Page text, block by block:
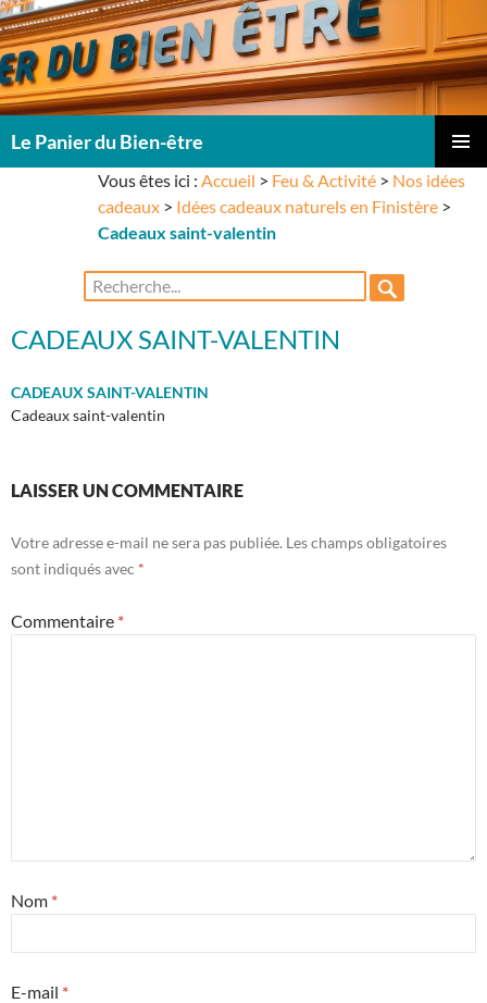
Le Panier du Bien-être
Vous êtes ici : Accueil > Feu & Activité> Nos idées
cadeaux> Idées cadeaux naturels en Finistère>
Cadeaux saint-valentin
Rechercher :
CADEAUX SAINT-VALENTIN
CADEAUX SAINT-VALENTIN
Cadeaux saint-valentin
LAISSER UN COMMENTAIRE
Votre adresse e-mail ne sera pas publiée. Les champs obligatoires
sont indiqués avec *
Commentaire *
Nom *
E-mail *